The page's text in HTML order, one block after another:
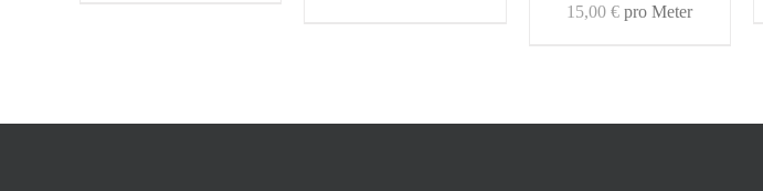
15,00€ pro Meter